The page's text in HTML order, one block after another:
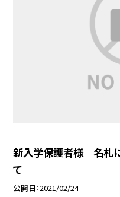
新入学保護者様 名札
て
公開日 2021/02/24